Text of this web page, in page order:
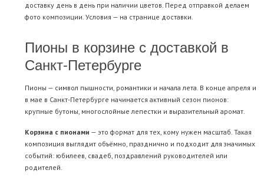
доставку день в день при наличии цветов. Перед отправкой делаем
фото композиции. Условия — на странице доставки.
Пионы в корзине с доставкой в
Санкт-Петербурге
Пионы — символ пышности, романтики и начала лета. В конце апреля и
в мае в Санкт-Петербурге начинается активный сезон пионов:
крупные бутоны, многослойные лепестки и выразительный аромат.
Корзина с пионами — это формат для тех, кому нужен масштаб. Такая
композиция выглядит объёмно, празднично и подходит для значимых
событий: юбилеев, свадеб, поздравлений руководителей или
родителей.